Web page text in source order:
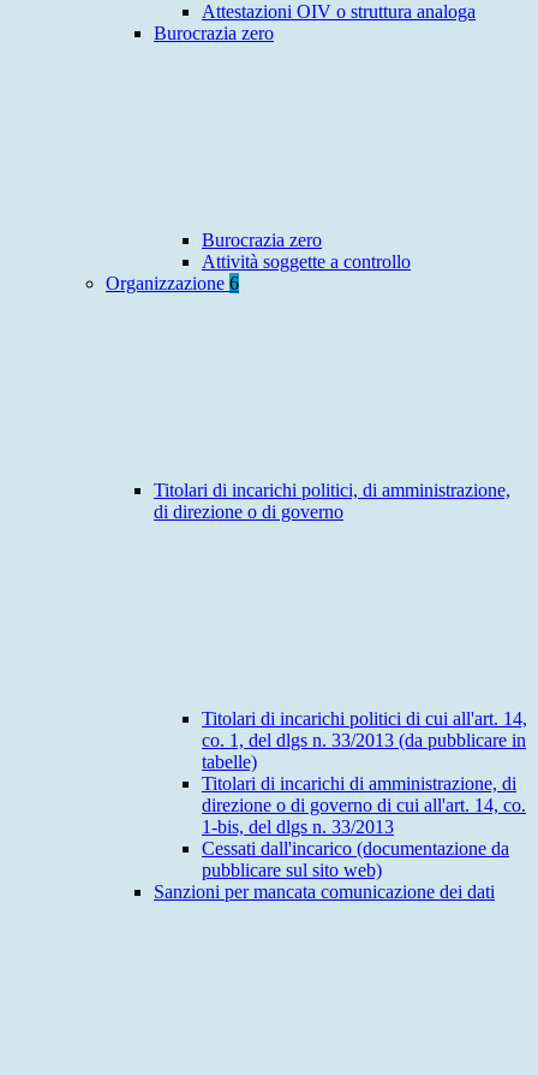
Attestazioni OIV o struttura analoga
Burocrazia zero
Burocrazia zero
Attività soggette a controllo
Organizzazione 6
Titolari di incarichi politici, di amministrazione,
di direzione o di governo
Titolari di incarichi politici di cui all'art. 14,
co. 1, del dlgs n. 33/2013 (da pubblicare in
tabelle)
Titolari di incarichi di amministrazione, di
direzione o di governo di cui all'art. 14, co.
1-bis, del dlgs n. 33/2013
Cessati dall'incarico (documentazione da
pubblicare sul sito web)
Sanzioni per mancata comunicazione dei dati